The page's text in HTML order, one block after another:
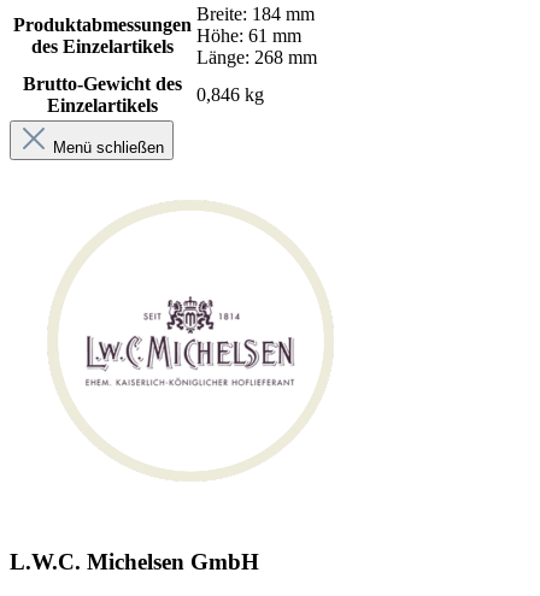
Produktabmessungen
des Einzelartikels
Breite: 184 mm
Höhe: 61 mm
Länge: 268 mm
Brutto-Gewicht des
Einzelartikels
0,846 kg
Menü schließen
L.W.C. Michelsen GmbH